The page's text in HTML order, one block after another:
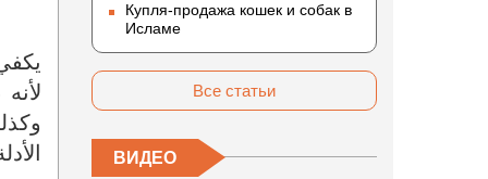
Купля-продажа кошек и собак в
Исламе
Все статьи
ВИДЕО